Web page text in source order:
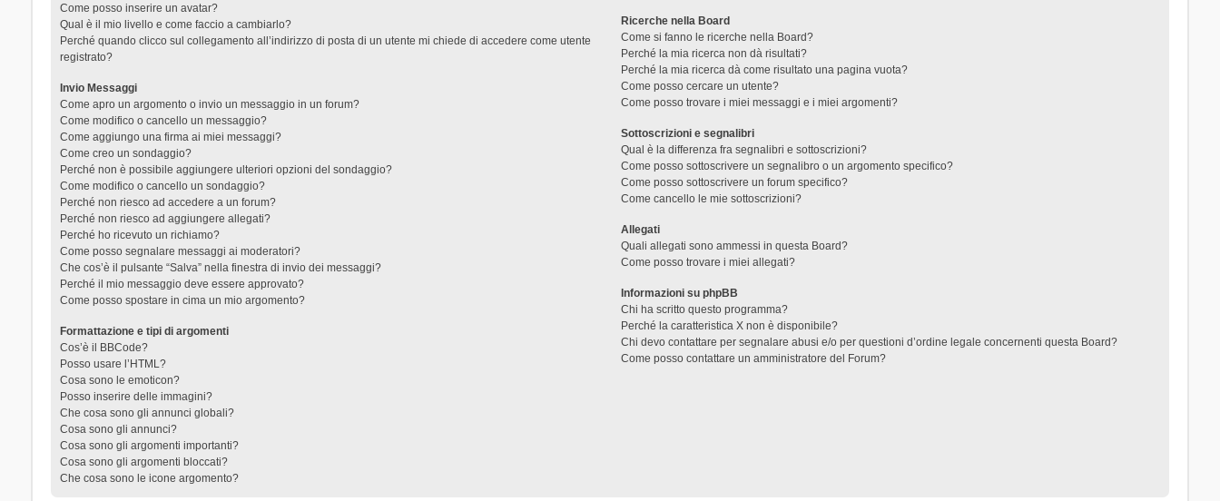
Come posso inserire un avatar?
Qual è il mio livello e come faccio a cambiarlo?
Perché quando clicco sul collegamento all’indirizzo di posta di un utente mi chiede di accedere come utente
registrato?
Invio Messaggi
Come apro un argomento o invio un messaggio in un forum?
Come modifico o cancello un messaggio?
Come aggiungo una firma ai miei messaggi?
Come creo un sondaggio?
Perché non è possibile aggiungere ulteriori opzioni del sondaggio?
Come modifico o cancello un sondaggio?
Perché non riesco ad accedere a un forum?
Perché non riesco ad aggiungere allegati?
Perché ho ricevuto un richiamo?
Come posso segnalare messaggi ai moderatori?
Che cos’è il pulsante “Salva” nella finestra di invio dei messaggi?
Perché il mio messaggio deve essere approvato?
Come posso spostare in cima un mio argomento?
Formattazione e tipi di argomenti
Cos’è il BBCode?
Posso usare l’HTML?
Cosa sono le emoticon?
Posso inserire delle immagini?
Che cosa sono gli annunci globali?
Cosa sono gli annunci?
Cosa sono gli argomenti importanti?
Cosa sono gli argomenti bloccati?
Che cosa sono le icone argomento?
Ricerche nella Board
Come si fanno le ricerche nella Board?
Perché la mia ricerca non dà risultati?
Perché la mia ricerca dà come risultato una pagina vuota?
Come posso cercare un utente?
Come posso trovare i miei messaggi e i miei argomenti?
Sottoscrizioni e segnalibri
Qual è la differenza fra segnalibri e sottoscrizioni?
Come posso sottoscrivere un segnalibro o un argomento specifico?
Come posso sottoscrivere un forum specifico?
Come cancello le mie sottoscrizioni?
Allegati
Quali allegati sono ammessi in questa Board?
Come posso trovare i miei allegati?
Informazioni su phpBB
Chi ha scritto questo programma?
Perché la caratteristica X non è disponibile?
Chi devo contattare per segnalare abusi e/o per questioni d’ordine legale concernenti questa Board?
Come posso contattare un amministratore del Forum?